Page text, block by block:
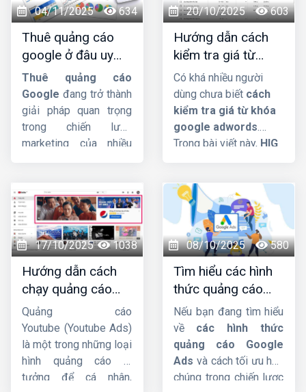
đấu giá phức tạp của
Google, các loại đối
sánh từ khóa và những
mẹo quan trọng để bạn
tối ưu ngân sách hiệu
quả.
04/11/2025 634
Thuê quảng cáo
google ở đâu uy
tín, hiệu quả, giá tốt
?
Thuê quảng cáo
Google đang trở thành
giải pháp quan trọng
trong chiến lược
marketing của nhiều
chính xác tệp khách
hàng mục tiêu. Trong
bài viết này,Công ty
HIGsẽ phân tích chi
tiết hơn về dịch vụ này
nhá.
20/10/2025 603
Hướng dẫn cách
kiểm tra giá từ
khóa google
adwords dễ đàng
Có khá nhiều người
dùng chưa biết cách
kiểm tra giá từ khóa
google adwords.
Trong bài viết này, HIG
các bạn cùng theo dõi
nhá !
17/10/2025 1038
Hướng dẫn cách
chạy quảng cáo
Youtube Ads hiệu
quả từ chuyên gia
Quảng cáo
Youtube (Youtube Ads)
là một trong những loại
hình quảng cáo lý
tưởng để cá nhân,
08/10/2025 580
Tìm hiểu các hình
thức quảng cáo
google ads hiện
nay
Nếu bạn đang tìm hiểu
về các hình thức
quảng cáo Google
Ads và cách tối ưu hóa
chúng trong chiến lược